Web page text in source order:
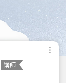
講師